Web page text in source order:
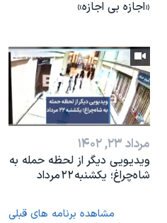
«اجازه بی اجازه»
مرداد ۲۳, ۱۴۰۲
ویدیویی دیگر از لحظه حمله به
شاه‌چراغ؛ یکشنبه ۲۲ مرداد
مشاهده برنامه های قبلی